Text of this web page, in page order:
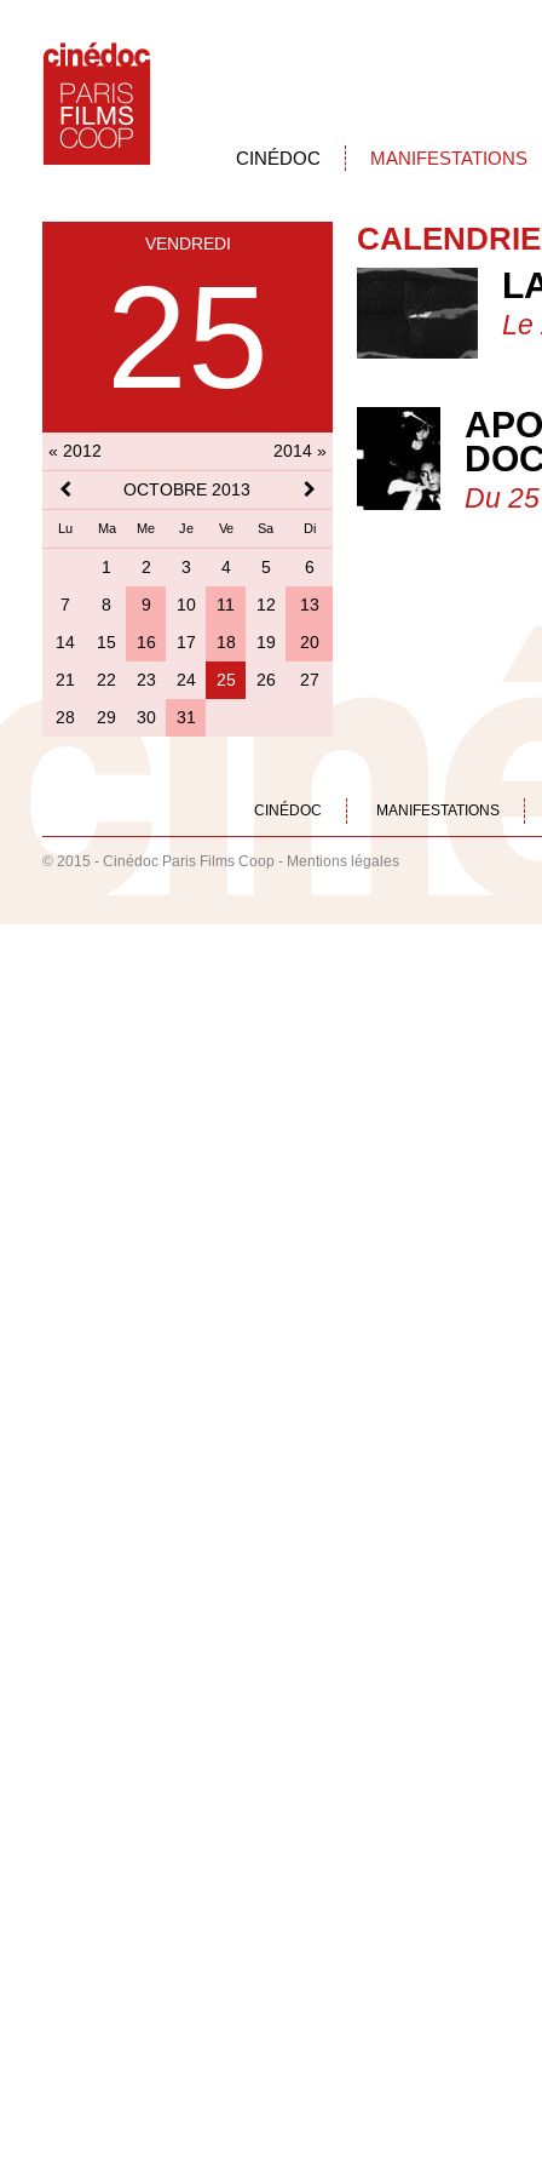
CINÉDOC MANIFESTATIONS
VENDREDI
25
« 2012
2014 »
OCTOBRE 2013
Lu Ma Me Je Ve Sa Di
1 2 3 4 5
6
7
8 9 10 11 12
13
14
15 16 17 18 19
20
21
22 23 24 25 26
27
28
29 30 31
Le
Du
CINÉDOC MANIFESTATIONS
© 2015 - Cinédoc Paris Films Coop - Mentions légales